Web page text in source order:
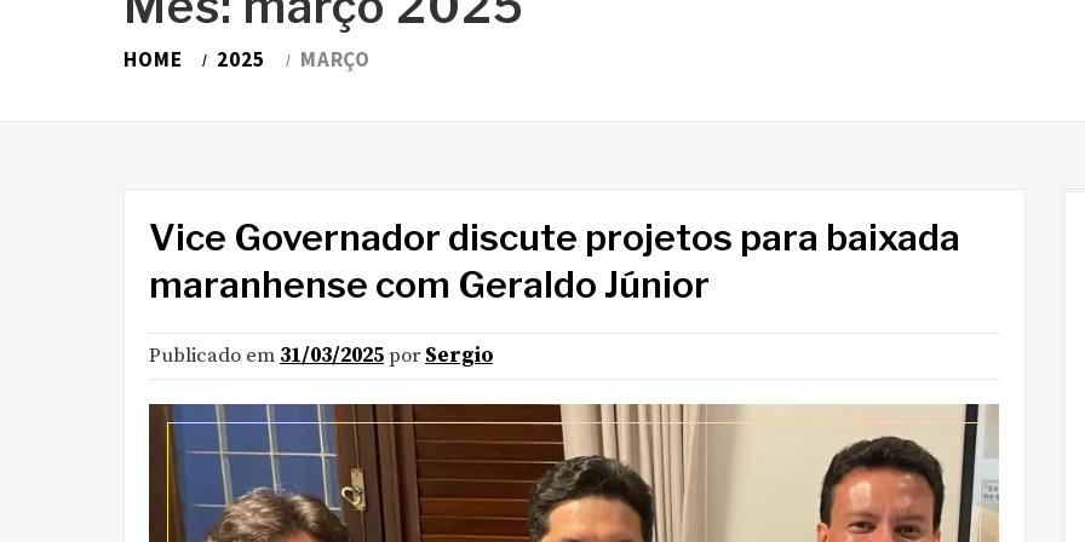
HOME 2025 MARÇO
Vice Governador discute projetos para baixada
maranhense com Geraldo Júnior
Publicado em 31/03/2025por Sergio